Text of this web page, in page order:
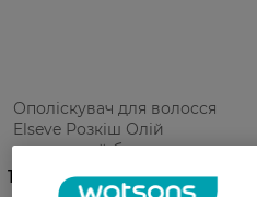
Ополіскувач для волосся
Elseve Розкіш Олій
живильний бальзам для
179,99 ГРН